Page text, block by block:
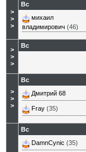
>
>
>
Вс
михаил
владимирович (46)
>
>
>
Вс
>
>
>
Вс
Дмитрий 68
Fray (35)
Вс
DamnCynic (35)